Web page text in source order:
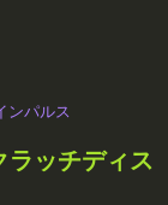
ンパルス
ラッチディス